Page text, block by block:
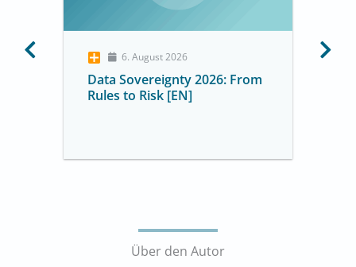
6. August 2026
Data Sovereignty 2026: From
Rules to Risk [EN]
Über den Autor